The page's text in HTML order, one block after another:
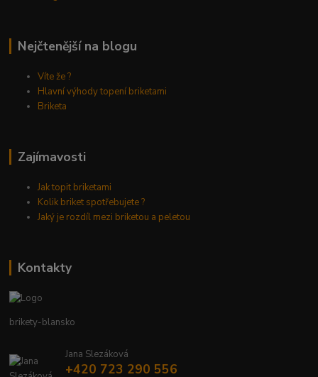
Nejčtenější na blogu
Víte že ?
Hlavní výhody topení briketami
Briketa
Zajímavosti
Jak topit briketami
Kolik briket spotřebujete ?
Jaký je rozdíl mezi briketou a peletou
Kontakty
brikety-blansko
Jana Slezáková
+420 723 290 556